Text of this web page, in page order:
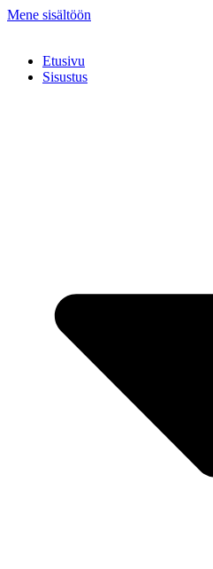
Mene sisältöön
Etusivu
Sisustus